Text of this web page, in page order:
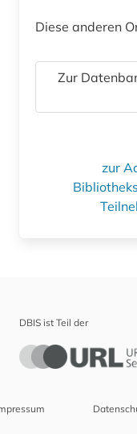
Diese anderen
Zur
zur
DBIS ist Teil der